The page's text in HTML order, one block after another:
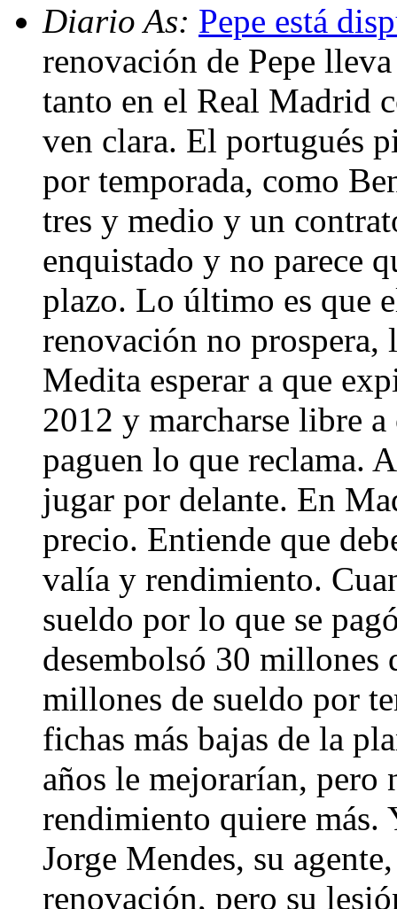
Diario As: Pepe está
renovación de Pepe
tanto en el Real Madrid
ven clara. El portugués
por temporada, como
tres y medio y un
enquistado y no parece
plazo. Lo último es que
renovación no prospera,
Medita esperar a que
2012 y marcharse libre
paguen lo que reclama.
jugar por delante. En
precio. Entiende que
valía y rendimiento.
sueldo por lo que se
desembolsó 30 millones
millones de sueldo por
fichas más bajas de la
años le mejorarían, pero
rendimiento quiere más.
Jorge Mendes, su
renovación, pero su